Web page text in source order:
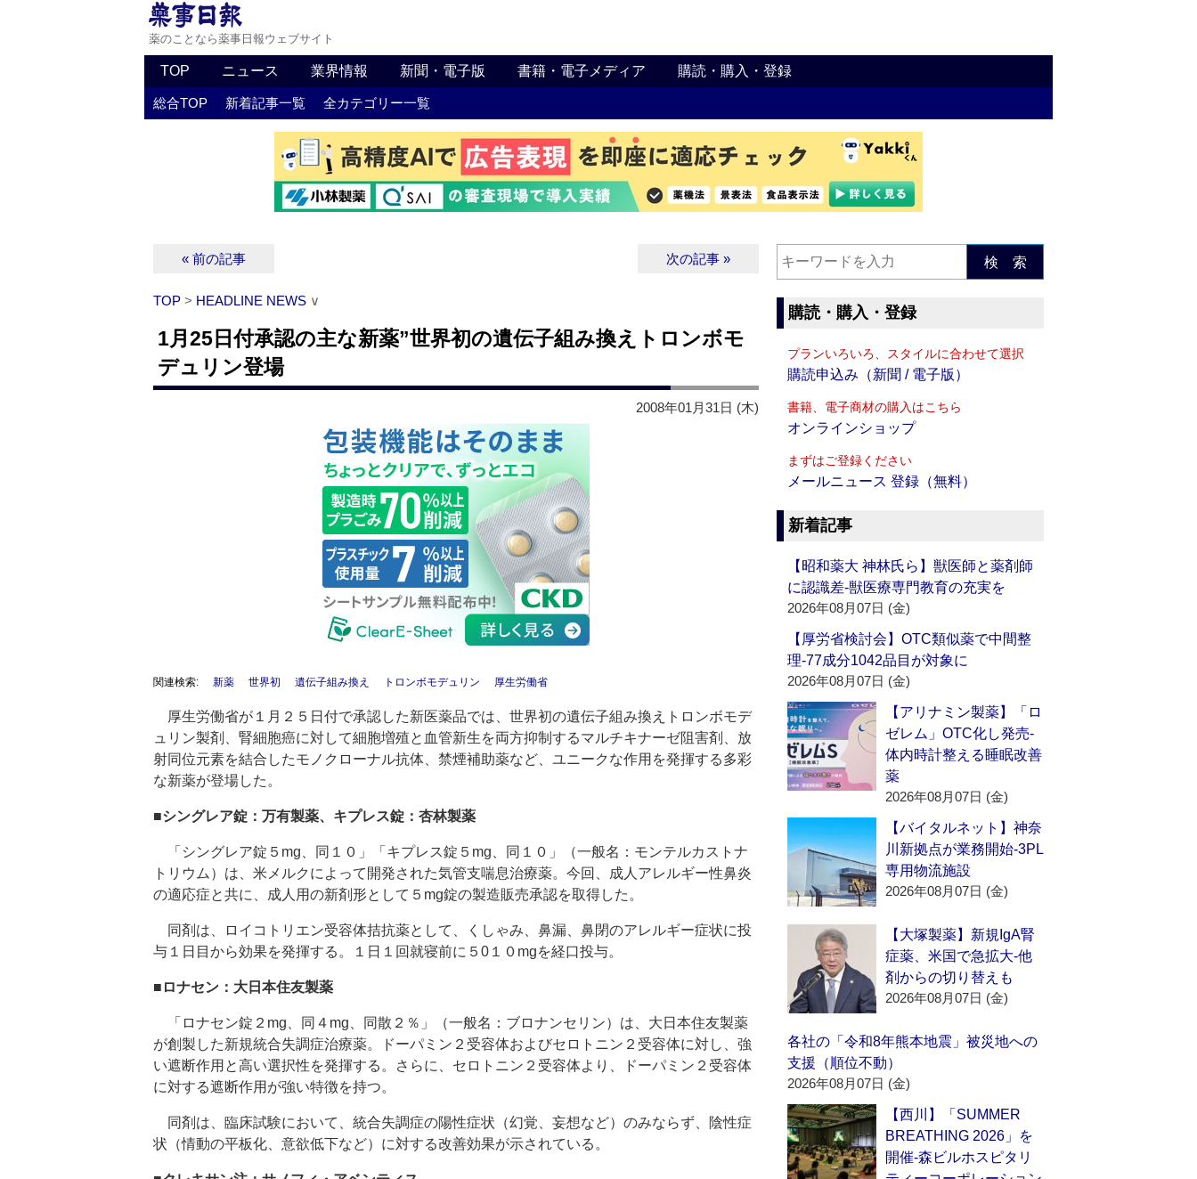
薬のことなら薬事日報ウェブサイト
TOP ニュース 業界情報 新聞・電子版 書籍・電子メディア 購読・購入・登録
総合TOP 新着記事一覧 全カテゴリー一覧
« 前の記事 次の記事 »
TOP > HEADLINE NEWS ∨
1月25日付承認の主な新薬”世界初の遺伝子組み換えトロンボモ
デュリン登場
2008年01月31日 (木)
関連検索: 新薬 世界初 遺伝子組み換え トロンボモデュリン 厚生労働省
厚生労働省が１月２５日付で承認した新医薬品では、世界初の遺伝子組み換えトロンボモデ
ュリン製剤、腎細胞癌に対して細胞増殖と血管新生を両方抑制するマルチキナーゼ阻害剤、放
射同位元素を結合したモノクローナル抗体、禁煙補助薬など、ユニークな作用を発揮する多彩
な新薬が登場した。
■シングレア錠：万有製薬、キプレス錠：杏林製薬
「シングレア錠５mg、同１０」「キプレス錠５mg、同１０」（一般名：モンテルカストナ
トリウム）は、米メルクによって開発された気管支喘息治療薬。今回、成人アレルギー性鼻炎
の適応症と共に、成人用の新剤形として５mg錠の製造販売承認を取得した。
同剤は、ロイコトリエン受容体拮抗薬として、くしゃみ、鼻漏、鼻閉のアレルギー症状に投
与１日目から効果を発揮する。１日１回就寝前に５0１０mgを経口投与。
■ロナセン：大日本住友製薬
「ロナセン錠２mg、同４mg、同散２％」（一般名：ブロナンセリン）は、大日本住友製薬
が創製した新規統合失調症治療薬。ドーパミン２受容体およびセロトニン２受容体に対し、強
い遮断作用と高い選択性を発揮する。さらに、セロトニン２受容体より、ドーパミン２受容体
に対する遮断作用が強い特徴を持つ。
同剤は、臨床試験において、統合失調症の陽性症状（幻覚、妄想など）のみならず、陰性症
状（情動の平板化、意欲低下など）に対する改善効果が示されている。
検 索
購読・購入・登録
プランいろいろ、スタイルに合わせて選択
購読申込み（新聞 / 電子版）
書籍、電子商材の購入はこちら
オンラインショップ
まずはご登録ください
メールニュース 登録（無料）
新着記事
【昭和薬大 神林氏ら】獣医師と薬剤師
に認識差‐獣医療専門教育の充実を
2026年08月07日 (金)
【厚労省検討会】OTC類似薬で中間整
理‐77成分1042品目が対象に
2026年08月07日 (金)
【アリナミン製薬】「ロ
ゼレム」OTC化し発売‐
体内時計整える睡眠改善
薬
2026年08月07日 (金)
【バイタルネット】神奈
川新拠点が業務開始‐3PL
専用物流施設
2026年08月07日 (金)
【大塚製薬】新規IgA腎
症薬、米国で急拡大‐他
剤からの切り替えも
2026年08月07日 (金)
各社の「令和8年熊本地震」被災地への
支援（順位不動）
2026年08月07日 (金)
【西川】「SUMMER
BREATHING 2026」を
開催‐森ビルホスピタリ